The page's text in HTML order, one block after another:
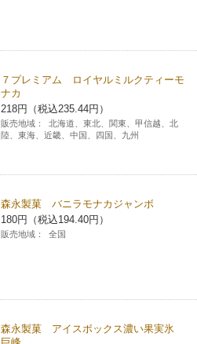
７プレミアム ロイヤルミルクティーモ
ナカ
218円（税込235.44円）
販売地域：
北海道、東北、関東、甲信越、北
陸、東海、近畿、中国、四国、九州
森永製菓 バニラモナカジャンボ
180円（税込194.40円）
販売地域： 全国
森永製菓 アイスボックス濃い果実氷